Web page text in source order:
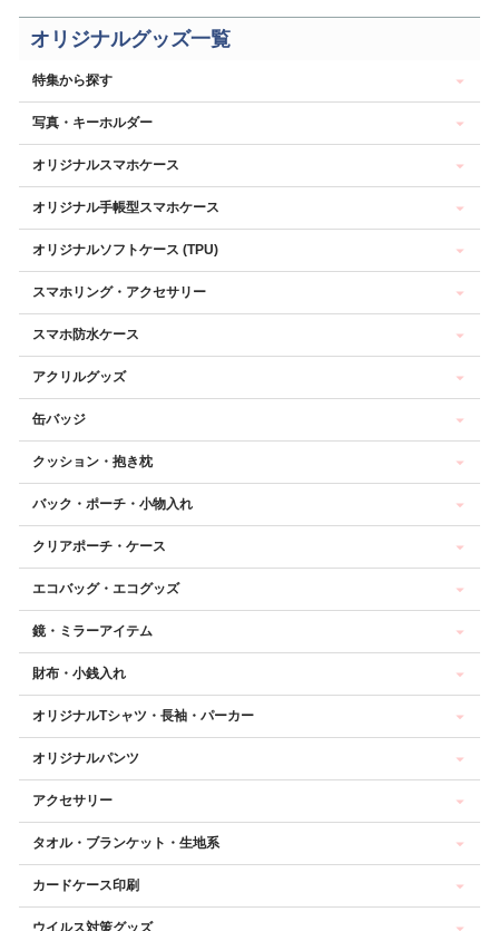
オリジナルグッズ一覧
特集から探す
写真・キーホルダー
オリジナルスマホケース
オリジナル手帳型スマホケース
オリジナルソフトケース (TPU)
スマホリング・アクセサリー
スマホ防水ケース
アクリルグッズ
缶バッジ
クッション・抱き枕
バック・ポーチ・小物入れ
クリアポーチ・ケース
エコバッグ・エコグッズ
鏡・ミラーアイテム
財布・小銭入れ
オリジナルTシャツ・長袖・パーカー
オリジナルパンツ
アクセサリー
タオル・ブランケット・生地系
カードケース印刷
ウイルス対策グッズ